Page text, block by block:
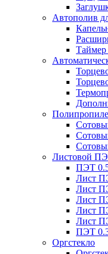
Автополив
Таймер
Листовой
ПЭТ
Лист
Лист
Лист
Лист
Лист
ПЭТ
Оргстекло